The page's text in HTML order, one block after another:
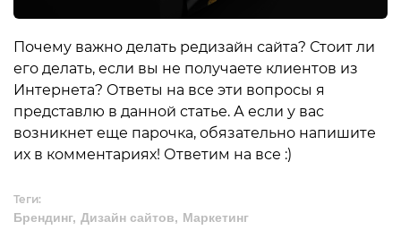
Почему важно делать редизайн сайта? Стоит ли
его делать, если вы не получаете клиентов из
Интернета? Ответы на все эти вопросы я
представлю в данной статье. А если у вас
возникнет еще парочка, обязательно напишите
их в комментариях! Ответим на все :)
Теги:
Брендинг Дизайн сайтов Маркетинг